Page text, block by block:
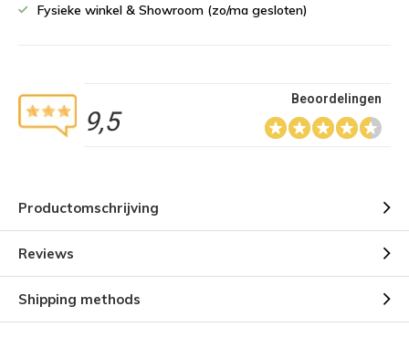
Fysieke winkel & Showroom (zo/ma gesloten)
9,5
Beoordelingen
Productomschrijving
Reviews
Shipping methods